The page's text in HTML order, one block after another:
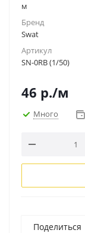
м
Бренд
Swat
Артикул
SN-0RB (1/50)
46 р./м
Много
Поделиться